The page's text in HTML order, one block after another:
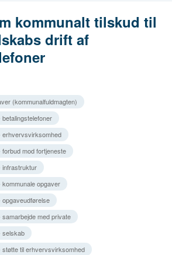
kommunalt tilskud til
drift af
(kommunalfuldmagten)
betalingstelefoner
erhvervsvirksomhed
forbud mod fortjeneste
infrastruktur
kommunale opgaver
opgaveudførelse
samarbejde med private
selskab
støtte til erhvervsvirksomhed